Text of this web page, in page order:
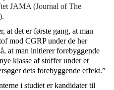
JAMA (Journal of The
at det er første gang, at man
mod CGRP under de her
at man initierer forebyggende
klasse af stoffer under et
dets forebyggende effekt.”
i studiet er kandidater til